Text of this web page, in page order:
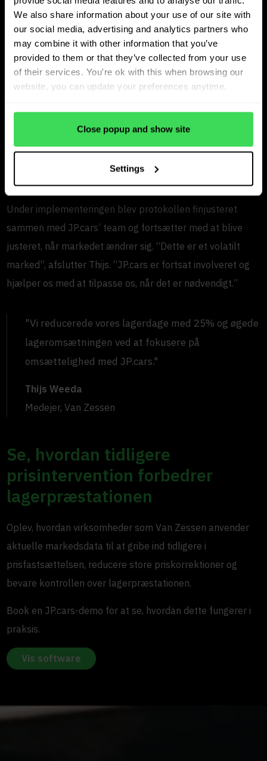
We also share information about your use of our site with
our social media, advertising and analytics partners who
may combine it with other information that you’ve
provided to them or that they’ve collected from your use
of their services. You're ok with this when browsing our
website, you can update your preferences anytime.
Close popup and show site
Settings
Finjustering af individuelle
protokoller med løbende
support
arbejde med en individuel protokol. “Hvis alle anvendte
den samme værdiansættelseslogik, ville vi alle ende med
de samme priser”, siger Thijs. “Med JP.cars definerer vi
vores egen protokol baseret på, hvad der er vigtigt for os.”
Under implementeringen blev protokollen finjusteret
sammen med JP.cars’ team og fortsætter med at blive
justeret, når markedet ændrer sig. “Dette er et volatilt
marked”, afslutter Thijs. “JP.cars er fortsat involveret og
hjælper os med at tilpasse os, når det er nødvendigt.”
"Vi reducerede vores lagerdage med 25% og øgede
lageromsætningen ved at fokusere på
omsættelighed med JP.cars."
Thijs Weeda
Medejer, Van Zessen
Se, hvordan tidligere
prisintervention forbedrer
lagerpræstationen
Oplev, hvordan virksomheder som Van Zessen anvender
aktuelle markedsdata til at gribe ind tidligere i
prisfastsættelsen, reducere store priskorrektioner og
bevare kontrollen over lagerpræstationen.
Book en JP.cars-demo for at se, hvordan dette fungerer i
praksis.
Vis software